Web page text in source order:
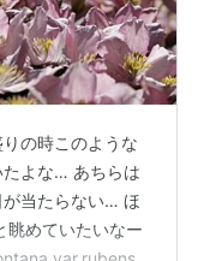
の時このような
たよな… あちらは
が当たらない… ほ
眺めていたいなー